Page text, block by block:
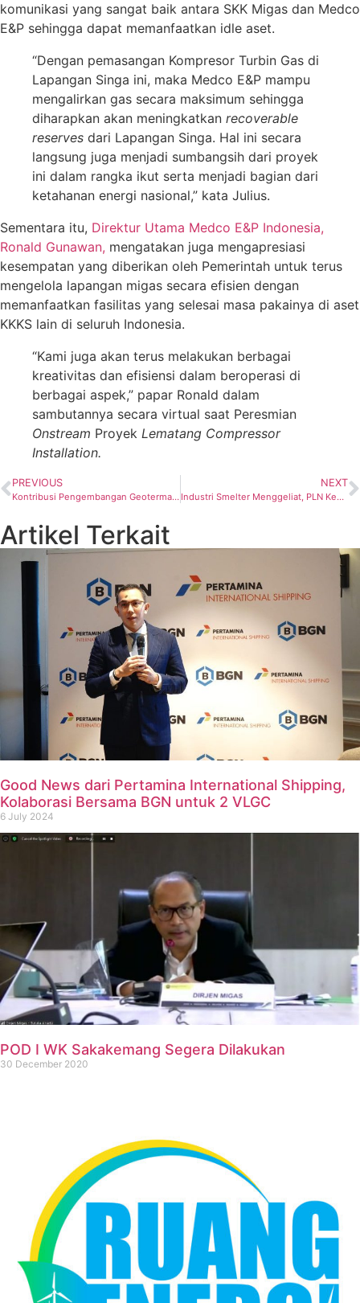
komunikasi yang sangat baik antara SKK Migas dan Medco
E&P sehingga dapat memanfaatkan idle aset.
“Dengan pemasangan Kompresor Turbin Gas di
Lapangan Singa ini, maka Medco E&P mampu
mengalirkan gas secara maksimum sehingga
diharapkan akan meningkatkan recoverable
reserves dari Lapangan Singa. Hal ini secara
langsung juga menjadi sumbangsih dari proyek
ini dalam rangka ikut serta menjadi bagian dari
ketahanan energi nasional,” kata Julius.
Sementara itu, Direktur Utama Medco E&P Indonesia,
Ronald Gunawan, mengatakan juga mengapresiasi
kesempatan yang diberikan oleh Pemerintah untuk terus
mengelola lapangan migas secara efisien dengan
memanfaatkan fasilitas yang selesai masa pakainya di aset
KKKS lain di seluruh Indonesia.
“Kami juga akan terus melakukan berbagai
kreativitas dan efisiensi dalam beroperasi di
berbagai aspek,” papar Ronald dalam
sambutannya secara virtual saat Peresmian
Onstream Proyek Lematang Compressor
Installation.
PREVIOUS
Kontribusi Pengembangan Geotermal di RI, PGE Sabet 9 Penghargaan Tertinggi Sektor ESDM
NEXT
Industri Smelter Menggeliat, PLN Kebut Empat Proyek Infrastruktur Listrik di Sulteng
Artikel Terkait
Good News dari Pertamina International Shipping,
Kolaborasi Bersama BGN untuk 2 VLGC
6 July 2024
POD I WK Sakakemang Segera Dilakukan
30 December 2020